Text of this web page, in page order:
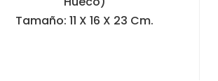
Tamaño: 11 X 16 X 23 Cm.